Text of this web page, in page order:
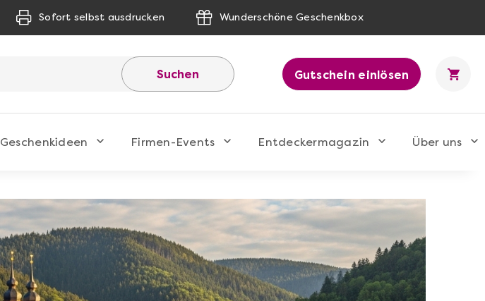
Sofort selbst ausdrucken Wunderschöne Geschenkbox
Suchen Gutschein einlösen
Geschenkideen Firmen-Events Entdeckermagazin Über uns